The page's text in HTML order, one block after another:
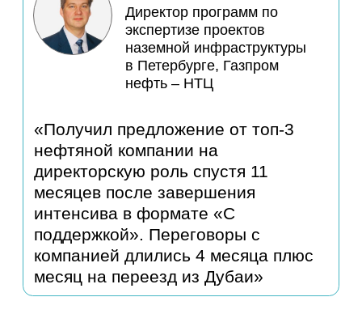
неуверенности. Куратор Наталья
работала со мной как в формате
коучинга, так и в формате
менторства, и я начала делать
успехи, которые привели к
повышению на текущем месте
Спасибо еще раз Наталье и
авторам программы, вы,
действительно, продумали все до
мелочей и наняли лучших людей
для реализации. Буду обязательно
рекомендовать вас близким»